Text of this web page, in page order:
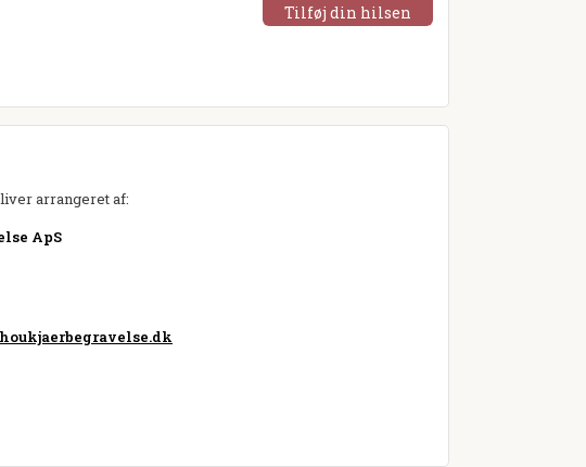
Tilføj din hilsen
arrangeret af:
ApS